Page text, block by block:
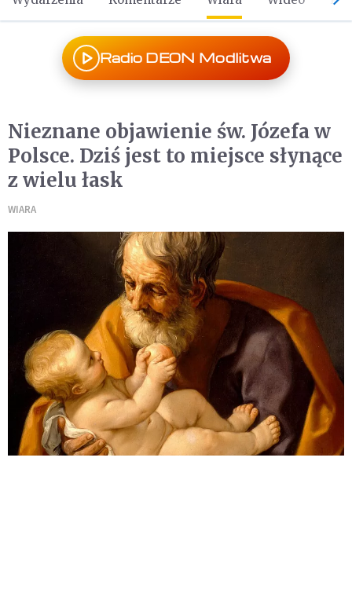
Radio DEON Modlitwa
Nieznane objawienie św. Józefa w
Polsce. Dziś jest to miejsce słynące
z wielu łask
WIARA